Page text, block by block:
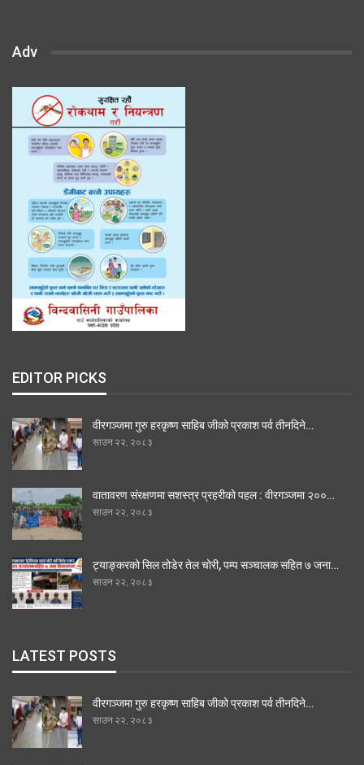
Adv
EDITOR PICKS
वीरगञ्जमा गुरु हरकृष्ण साहिब जीको प्रकाश पर्व तीनदिने…
साउन २२, २०८३
वातावरण संरक्षणमा सशस्त्र प्रहरीको पहल : वीरगञ्जमा २००…
साउन २२, २०८३
ट्याङ्करको सिल तोडेर तेल चोरी, पम्प सञ्चालक सहित ७ जना…
साउन २२, २०८३
LATEST POSTS
वीरगञ्जमा गुरु हरकृष्ण साहिब जीको प्रकाश पर्व तीनदिने…
साउन २२, २०८३